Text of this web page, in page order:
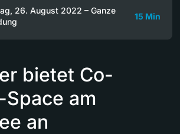
26. August 2022 – Ganze
15 Min
bietet Co-
am
an